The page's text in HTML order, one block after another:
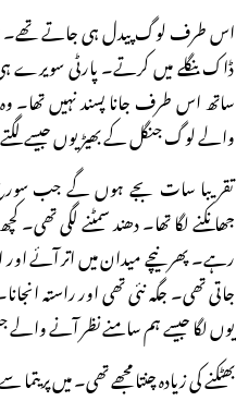
اس طرف لوگ پیدل ہی جاتے تھے۔
ڈاک بنگلے میں کرتے۔ پارٹی سویرے
ساتھ اس طرف جانا پسند نہیں تھا۔
والے لوگ جنگل کے بھیڑیوں جیسے
تقریبا سات بجے ہوں گے جب
جھانکنے لگا تھا۔ دھند سمٹنے لگی
رہے۔ پھر نیچے میدان میں اتر آئے
جاتی تھی۔ جگہ نئی تھی اور راستہ
یوں لگا جیسے ہم سامنے نظر آنے والے
بھٹکنے کی زیادہ چنتا مجھے تھی۔ میں